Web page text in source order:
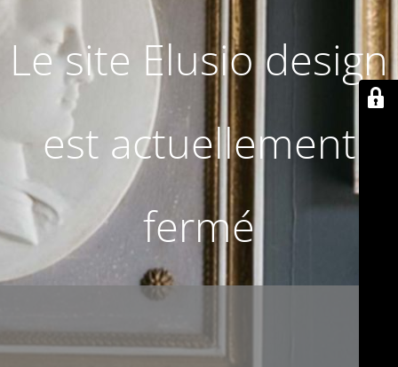
Le site Elusio design
est actuellement
fermé